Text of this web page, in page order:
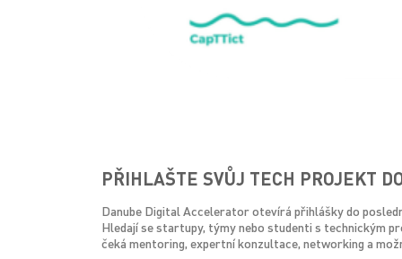
PŘIHLAŠTE SVŮJ TECH PROJEKT
Danube Digital Accelerator otevírá přihlášky do
Hledají se startupy, týmy nebo studenti s technickým
čeká mentoring, expertní konzultace, networking a